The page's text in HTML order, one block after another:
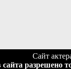
Сайт
разрешено